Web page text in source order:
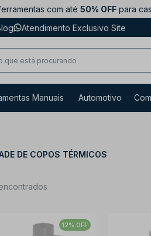
com até 50% OFF para
Atendimento Exclusivo Site
Manuais Automotivo
DE COPOS TÉRMICOS
12% OFF